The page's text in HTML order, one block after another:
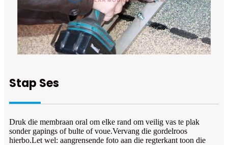
Stap Ses
Druk die membraan oral om elke rand om veilig vas te plak
sonder gapings of bulte of voue.Vervang die gordelroos
hierbo.Let wel: aangrensende foto aan die regterkant toon die